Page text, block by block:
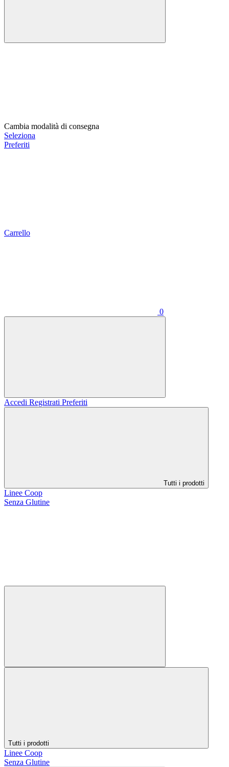
Cambia modalità di consegna
Seleziona
Preferiti
Carrello
0
Accedi Registrati Preferiti
Tutti i prodotti
Linee Coop
Senza Glutine
Tutti i prodotti
Linee Coop
Senza Glutine